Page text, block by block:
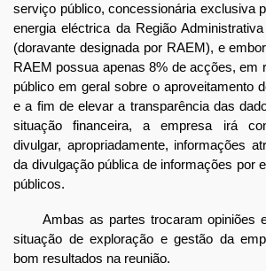
serviço público, concessionária exclusiva
energia eléctrica da Região
(doravante designada por RAEM), e
RAEM possua apenas 8% de acções, em
público em geral sobre o aproveitamento
e a fim de elevar a transparência das
situação financeira, a empresa irá
divulgar, apropriadamente, informações
da divulgação pública de informações por
públicos.
Ambas as partes trocaram opiniões
situação de exploração e gestão da
bom resultados na reunião.